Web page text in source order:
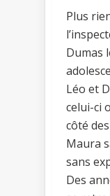
Plus
Dumas
Léo et
celui-ci
côté
Maura
sans
Des